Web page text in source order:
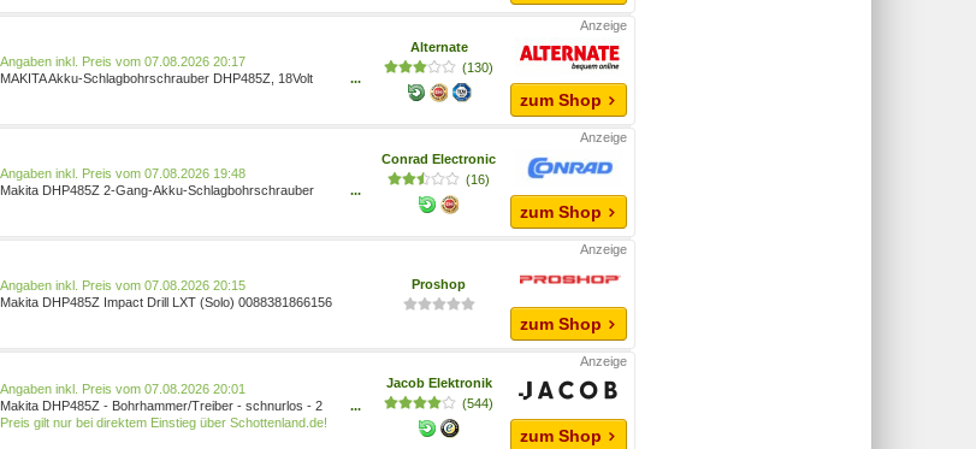
Preis vom 07.08.2026 20:17
MAKITA Akku-Schlagbohrschrauber DHP485Z, 18Volt
...
Alternate
(130)
zum Shop
Preis vom 07.08.2026 19:48
Makita DHP485Z 2-Gang-Akku-Schlagbohrschrauber
...
Conrad Electronic
(16)
zum Shop
Preis vom 07.08.2026 20:15
Makita DHP485Z Impact Drill LXT (Solo) 0088381866156
Proshop
zum Shop
Preis vom 07.08.2026 20:01
Makita DHP485Z - Bohrhammer/Treiber - schnurlos - 2
Geschwindigkeiten - Bohrfutterschlüssel 13 mm - 50 N m
...
Preis gilt nur bei direktem Einstieg über Schottenland.de!
Jacob Elektronik
(544)
zum Shop